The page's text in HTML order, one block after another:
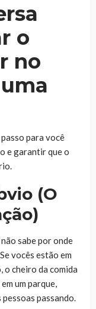
o
no
para você
e garantir que o
(O
sabe por onde
vocês estão em
o cheiro da comida
um parque,
passando.